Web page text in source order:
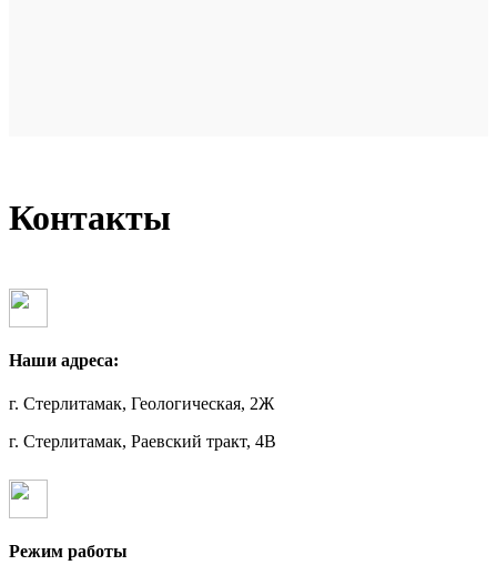
Контакты
Наши адреса:
г. Стерлитамак, Геологическая, 2Ж
г. Стерлитамак, Раевский тракт, 4В
Режим работы